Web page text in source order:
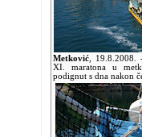
Metković 19.8.2008.
XI. maratona u
podignut s dna nakon